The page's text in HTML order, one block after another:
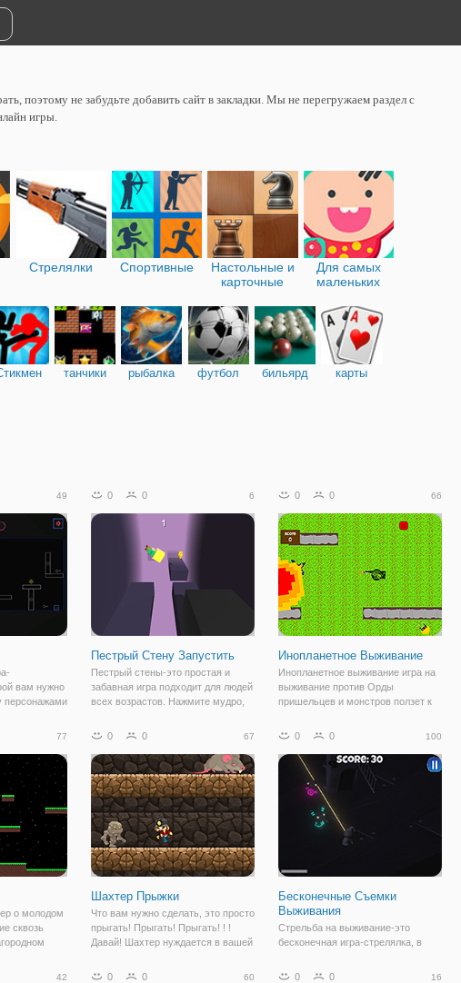
поэтому не забудьте добавить сайт в закладки. Мы не перегружаем раздел с
игры.
Стрелялки Спортивные
Настольные и
карточные
Для самых
маленьких
танчики рыбалка футбол бильярд карты
49
вам нужно
персонажами
0 0 6
Пестрый Стену Запустить
Пестрый стены-это простая и
забавная игра подходит для людей
всех возрастов. Нажмите мудро,
запустить насколько вы можете.
Использование левой кнопкой
мыши или пробел,
0 0 66
Инопланетное Выживание
Инопланетное выживание игра на
выживание против Орды
пришельцев и монстров ползет к
бесконечный режим с большим
чтобы насладиться игрой.
Удерживайте или
77
о молодом
сквозь
0 0 67
Шахтер Прыжки
Что вам нужно сделать, это просто
прыгать! Прыгать! Прыгать! ! !
Давай! Шахтер нуждается в вашей
0 0 100
Бесконечные Съемки
Выживания
Стрельба на выживание-это
бесконечная игра-стрелялка, в
монстров мультфильм, чтобы
42 0 0 60 0 0 16